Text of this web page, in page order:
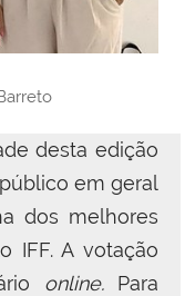
desta edição
em geral
dos melhores
IFF. A votação
online.
Para